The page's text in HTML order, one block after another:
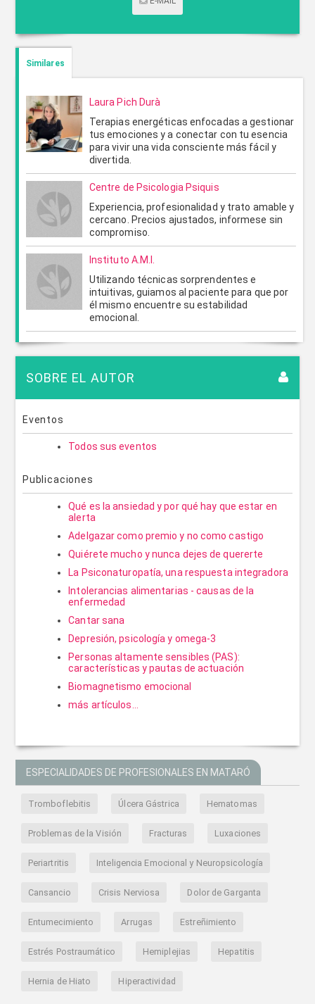
ENVIAR CANCELAR
Similares
Laura Pich Durà
Terapias energéticas enfocadas a gestionar
tus emociones y a conectar con tu esencia
para vivir una vida consciente más fácil y
divertida.
Centre de Psicologia Psiquis
Experiencia, profesionalidad y trato amable y
cercano. Precios ajustados, informese sin
compromiso.
Instituto A.M.I.
Utilizando técnicas sorprendentes e
intuitivas, guiamos al paciente para que por
él mismo encuentre su estabilidad
emocional.
SOBRE EL AUTOR
Eventos
Todos sus eventos
Publicaciones
Qué es la ansiedad y por qué hay que estar en
alerta
Adelgazar como premio y no como castigo
Quiérete mucho y nunca dejes de quererte
La Psiconaturopatía, una respuesta integradora
Intolerancias alimentarias - causas de la
enfermedad
Cantar sana
Depresión, psicología y omega-3
Personas altamente sensibles (PAS):
características y pautas de actuación
Biomagnetismo emocional
más artículos...
ESPECIALIDADES DE PROFESIONALES EN MATARÓ
Tromboflebitis Úlcera Gástrica Hematomas
Problemas de la Visión Fracturas Luxaciones
Periartritis Inteligencia Emocional y Neuropsicología
Cansancio Crisis Nerviosa Dolor de Garganta
Entumecimiento Arrugas Estreñimiento
Estrés Postraumático Hemiplejias Hepatitis
Hernia de Hiato Hiperactividad